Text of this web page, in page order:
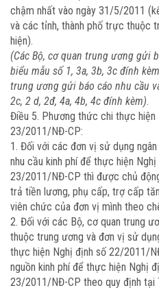
chậm nhất vào ngày 31/5/2011
và các tỉnh, thành phố trực thuộc
hiện).
(Các Bộ, cơ quan trung ương gửi
biểu mẫu số 1, 3a, 3b, 3c đính
trung ương gửi báo cáo nhu cầu
2c, 2 d, 2đ, 4a, 4b, 4c đính kèm).
Điều 5. Phương thức chi thực
23/2011/NĐ-CP:
1. Đối với các đơn vị sử dụng
nhu cầu kinh phí để thực hiện
23/2011/NĐ-CP thì được chủ
trả tiền lương, phụ cấp, trợ cấp
viên chức của đơn vị mình theo
2. Đối với các Bộ, cơ quan trung
thuộc trung ương và đơn vị sử
thực hiện Nghị định số 22/2011/
nguồn kinh phí để thực hiện Nghị
23/2011/NĐ-CP theo quy định tại